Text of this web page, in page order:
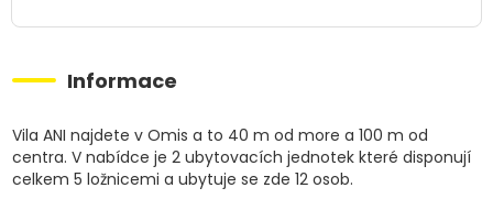
Informace
Vila ANI najdete v Omis a to 40 m od more a 100 m od
centra. V nabídce je 2 ubytovacích jednotek které disponují
celkem 5 ložnicemi a ubytuje se zde 12 osob.